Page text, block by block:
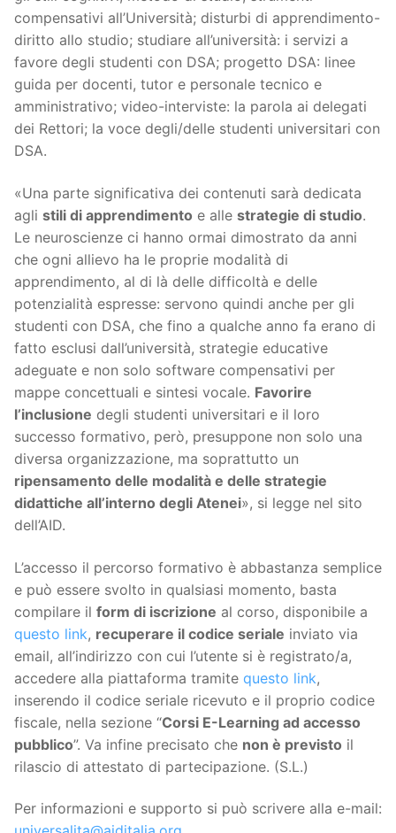
compensativi all’Università; disturbi di apprendimento-
diritto allo studio; studiare all’università: i servizi a
favore degli studenti con DSA; progetto DSA: linee
guida per docenti, tutor e personale tecnico e
amministrativo; video-interviste: la parola ai delegati
dei Rettori; la voce degli/delle studenti universitari con
DSA.
«Una parte significativa dei contenuti sarà dedicata
agli stili di apprendimento e alle strategie di studio.
Le neuroscienze ci hanno ormai dimostrato da anni
che ogni allievo ha le proprie modalità di
apprendimento, al di là delle difficoltà e delle
potenzialità espresse: servono quindi anche per gli
studenti con DSA, che fino a qualche anno fa erano di
fatto esclusi dall’università, strategie educative
adeguate e non solo software compensativi per
mappe concettuali e sintesi vocale. Favorire
l’inclusione degli studenti universitari e il loro
successo formativo, però, presuppone non solo una
diversa organizzazione, ma soprattutto un
ripensamento delle modalità e delle strategie
didattiche all’interno degli Atenei», si legge nel sito
dell’AID.
L’accesso il percorso formativo è abbastanza semplice
e può essere svolto in qualsiasi momento, basta
compilare il form di iscrizione al corso, disponibile a
questo link, recuperare il codice seriale inviato via
email, all’indirizzo con cui l’utente si è registrato/a,
accedere alla piattaforma tramite questo link,
inserendo il codice seriale ricevuto e il proprio codice
fiscale, nella sezione “Corsi E-Learning ad accesso
pubblico”. Va infine precisato che non è previsto il
rilascio di attestato di partecipazione. (S.L.)
Per informazioni e supporto si può scrivere alla e-mail: